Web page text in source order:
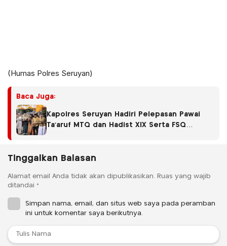
(Humas Polres Seruyan)
Baca Juga:
Kapolres Seruyan Hadiri Pelepasan Pawai
Ta’aruf MTQ dan Hadist XlX Serta FSQ
Tinggalkan Balasan
Alamat email Anda tidak akan dipublikasikan. Ruas yang wajib
ditandai *
Simpan nama, email, dan situs web saya pada peramban
ini untuk komentar saya berikutnya.